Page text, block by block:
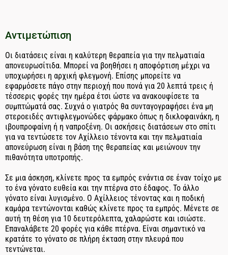
Αντιμετώπιση
Οι διατάσεις είναι η καλύτερη θεραπεία για την πελματιαία
απονευρωσίτιδα. Μπορεί να βοηθήσει η αποφόρτιση μέχρι να
υποχωρήσει η αρχική φλεγμονή. Επίσης μπορείτε να
εφαρμόσετε πάγο στην περιοχή που πονά για 20 λεπτά τρεις ή
τέσσερις φορές την ημέρα έτσι ώστε να ανακουφίσετε τα
συμπτώματά σας. Συχνά ο γιατρός θα συνταγογραφήσει ένα μη
στεροειδές αντιφλεγμονώδες φάρμακο όπως η δικλοφαινάκη, η
ιβουπροφαίνη ή η ναπροξένη. Οι ασκήσεις διατάσεων στο σπίτι
για να τεντώσετε τον Αχίλλειο τένοντα και την πελματιαία
απονεύρωση είναι η βάση της θεραπείας και μειώνουν την
πιθανότητα υποτροπής.
Σε μια άσκηση, κλίνετε προς τα εμπρός ενάντια σε έναν τοίχο με
το ένα γόνατο ευθεία και την πτέρνα στο έδαφος. Το άλλο
γόνατο είναι λυγισμένο. Ο Αχίλλειος τένοντας και η ποδική
καμάρα τεντώνονται καθώς κλίνετε προς τα εμπρός. Μένετε σε
αυτή τη θέση για 10 δευτερόλεπτα, χαλαρώστε και ισιώστε.
Επαναλάβετε 20 φορές για κάθε πτέρνα. Είναι σημαντικό να
κρατάτε το γόνατο σε πλήρη έκταση στην πλευρά που
τεντώνεται.